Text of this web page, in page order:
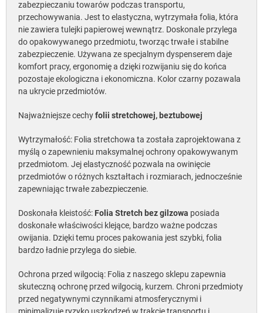
zabezpieczaniu towarów podczas transportu,
przechowywania. Jest to elastyczna, wytrzymała folia, która
nie zawiera tulejki papierowej wewnątrz. Doskonale przylega
do opakowywanego przedmiotu, tworząc trwałe i stabilne
zabezpieczenie. Używana ze specjalnym dyspenserem daje
komfort pracy, ergonomię a dzięki rozwijaniu się do końca
pozostaje ekologiczna i ekonomiczna. Kolor czarny pozawala
na ukrycie przedmiotów.
Najważniejsze cechyfolii stretchowej, beztubowej
Wytrzymałość: Folia stretchowa ta została zaprojektowana z
myślą o zapewnieniu maksymalnej ochrony opakowywanym
przedmiotom. Jej elastyczność pozwala na owinięcie
przedmiotów o różnych kształtach i rozmiarach, jednocześnie
zapewniając trwałe zabezpieczenie.
Doskonała kleistość: Folia Stretch bez gilzowa posiada
doskonałe właściwości klejące, bardzo ważne podczas
owijania. Dzięki temu proces pakowania jest szybki, folia
bardzo ładnie przylega do siebie.
Ochrona przed wilgocią: Folia z naszego sklepu zapewnia
skuteczną ochronę przed wilgocią, kurzem. Chroni przedmioty
przed negatywnymi czynnikami atmosferycznymi i